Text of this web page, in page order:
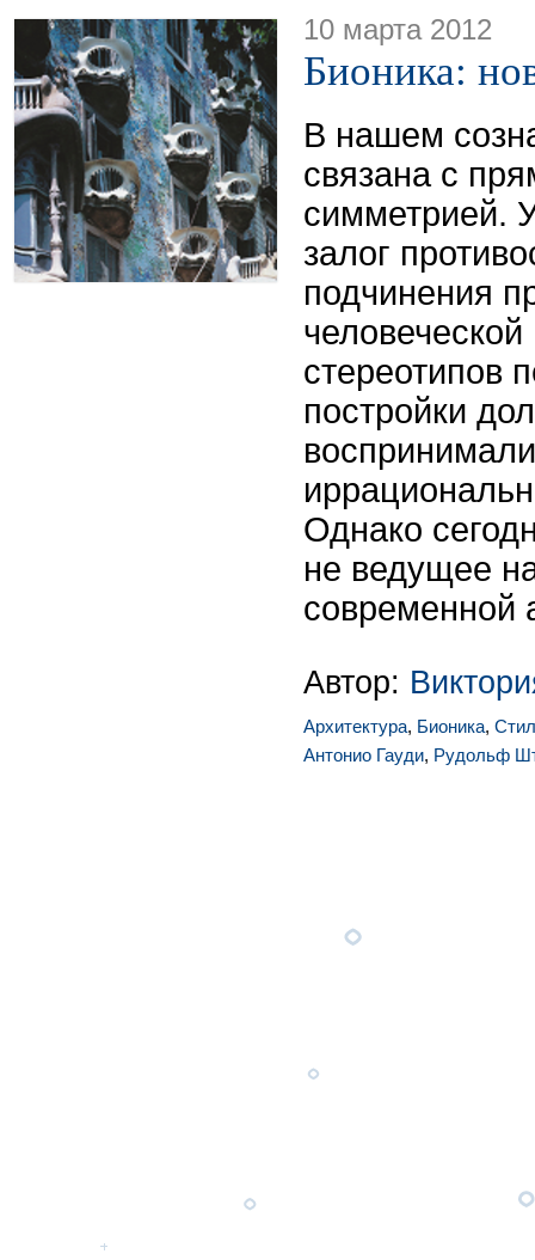
10 марта 2012
Бионика:
В нашем
связана с
симметрией.
залог
подчинения
стереотипов
постройки
Однако
не ведущее
современной
Автор:
Архитектура, Бионика,
Антонио Гауди, Рудольф